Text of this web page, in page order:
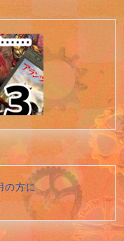
の方に